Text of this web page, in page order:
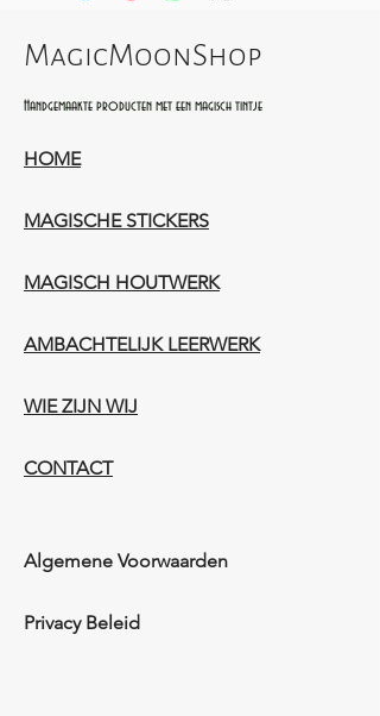
MagicMoonShop
Handgemaakte producten met een magisch tintje
HOME
MAGISCHE STICKERS
MAGISCH HOUTWERK
AMBACHTELIJK LEERWERK​
WIE ZIJN WIJ​​
CONTACT
Algemene Voorwaarden
Privacy Beleid